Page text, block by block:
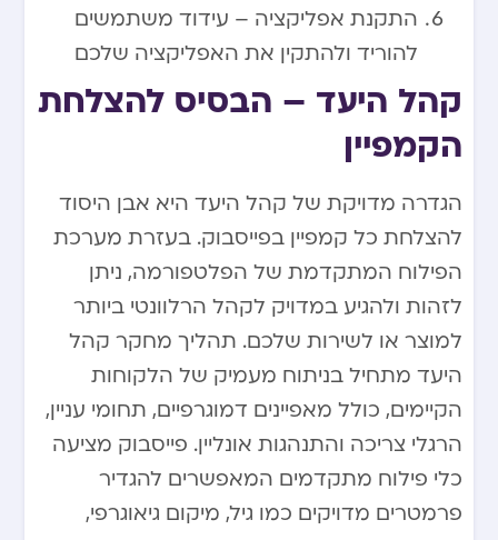
התקנת אפליקציה – עידוד משתמשים
להוריד ולהתקין את האפליקציה שלכם
קהל היעד – הבסיס להצלחת
הקמפיין
הגדרה מדויקת של קהל היעד היא אבן היסוד
להצלחת כל קמפיין בפייסבוק. בעזרת מערכת
הפילוח המתקדמת של הפלטפורמה, ניתן
לזהות ולהגיע במדויק לקהל הרלוונטי ביותר
למוצר או לשירות שלכם. תהליך מחקר קהל
היעד מתחיל בניתוח מעמיק של הלקוחות
הקיימים, כולל מאפיינים דמוגרפיים, תחומי עניין,
הרגלי צריכה והתנהגות אונליין. פייסבוק מציעה
כלי פילוח מתקדמים המאפשרים להגדיר
פרמטרים מדויקים כמו גיל, מיקום גיאוגרפי,